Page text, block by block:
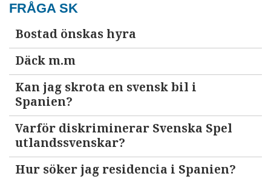
FRÅGA SK
Bostad önskas hyra
Däck m.m
Kan jag skrota en svensk bil i
Spanien?
Varför diskriminerar Svenska Spel
utlandssvenskar?
Hur söker jag residencia i Spanien?